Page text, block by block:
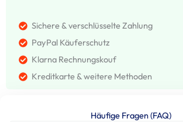
Sichere & verschlüsselte Zahlung
PayPal Käuferschutz
Klarna Rechnungskouf
Kreditkarte & weitere Methoden
Häufige Fragen (FAQ)